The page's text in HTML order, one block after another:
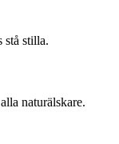
stå stilla.
naturälskare.